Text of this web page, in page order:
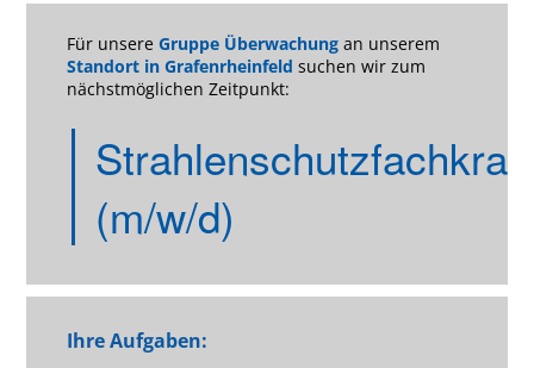
Für unsere Gruppe Überwachung an unserem
Standort in Grafenrheinfeld suchen wir zum
nächstmöglichen Zeitpunkt:
Strahlenschutzfachkraft
(m/w/d)
Ihre Aufgaben: